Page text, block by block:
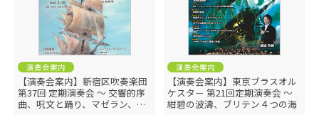
演奏会案内
【演奏会案内】新宿区吹奏楽団
第37回 定期演奏会 ～ 交響的序
曲、呪文と踊り、マゼラン、ポ
演奏会案内
【演奏会案内】東京ブラスオル
ケスタ－ 第21回定期演奏会 ～
紺碧の波濤、ブリテン４つの海